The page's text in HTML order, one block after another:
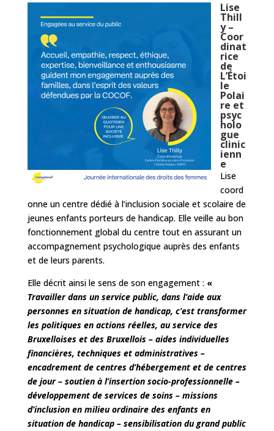
Lise
Thill
y –
Coor
dinat
rice
de
L’Étoi
le
Polai
re et
psyc
holo
gue
clinic
ienn
e
Lise
coord
onne un centre dédié à l’inclusion sociale et scolaire de
jeunes enfants porteurs de handicap. Elle veille au bon
fonctionnement global du centre tout en assurant un
accompagnement psychologique auprès des enfants
et de leurs parents.
Elle décrit ainsi le sens de son engagement : «
Travailler dans un service public, dans l’aide aux
personnes en situation de handicap, c’est transformer
les politiques en actions réelles, au service des
Bruxelloises et des Bruxellois – aides individuelles
financières, techniques et administratives –
encadrement de centres d’hébergement et de centres
de jour – soutien à l’insertion socio-professionnelle –
développement de services de soins – missions
d’inclusion en milieu ordinaire des enfants en
situation de handicap – sensibilisation du grand public